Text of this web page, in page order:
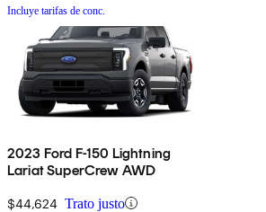
Incluye tarifas de conc.
2023 Ford F-150 Lightning
Lariat SuperCrew AWD
$44,624 Trato justo